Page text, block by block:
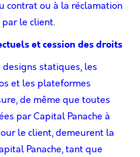
contrat ou à la réclamation
le client.
et cession des droits
designs statiques, les
et les plateformes
de même que toutes
par Capital Panache à
le client, demeurent la
Panache, tant que